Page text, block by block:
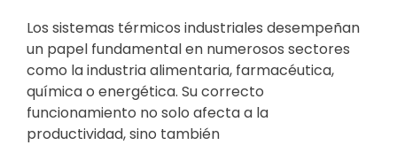
Los sistemas térmicos industriales desempeñan
un papel fundamental en numerosos sectores
como la industria alimentaria, farmacéutica,
química o energética. Su correcto
funcionamiento no solo afecta a la
productividad, sino también